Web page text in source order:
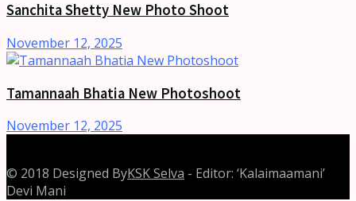
Sanchita Shetty New Photo Shoot
November 12, 2025
Tamannaah Bhatia New Photoshoot
November 12, 2025
© 2018 Designed ByKSK Selva - Editor: ‘Kalaimaamani’
Devi Mani